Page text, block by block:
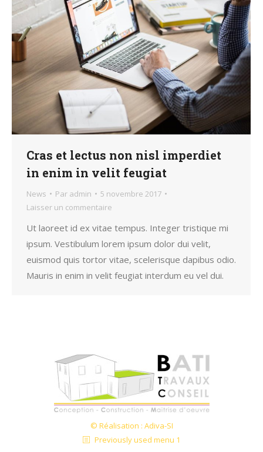
Cras et lectus non nisl imperdiet
in enim in velit feugiat
News Par admin
5 novembre 2017
Laisser un commentaire
Ut laoreet id ex vitae tempus. Integer tristique mi
ipsum. Vestibulum lorem ipsum dolor dui velit,
euismod quis tortor vitae, scelerisque dapibus odio.
Mauris in enim in velit feugiat interdum eu vel dui.
© Réalisation : Adiva-SI
Previously used menu 1